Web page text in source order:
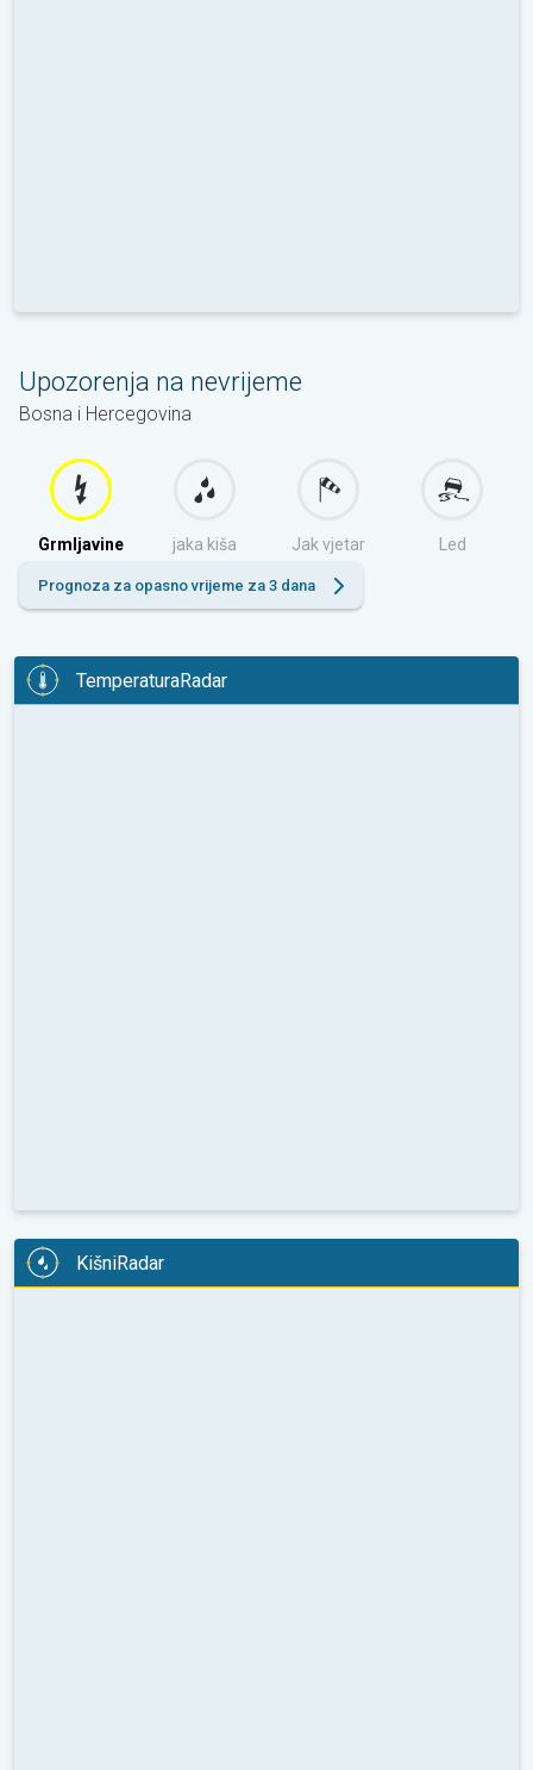
Upozorenja na nevrijeme
Bosna i Hercegovina
Grmljavine jaka kiša Jak vjetar Led
Prognoza za opasno vrijeme za 3 dana
TemperaturaRadar
KišniRadar